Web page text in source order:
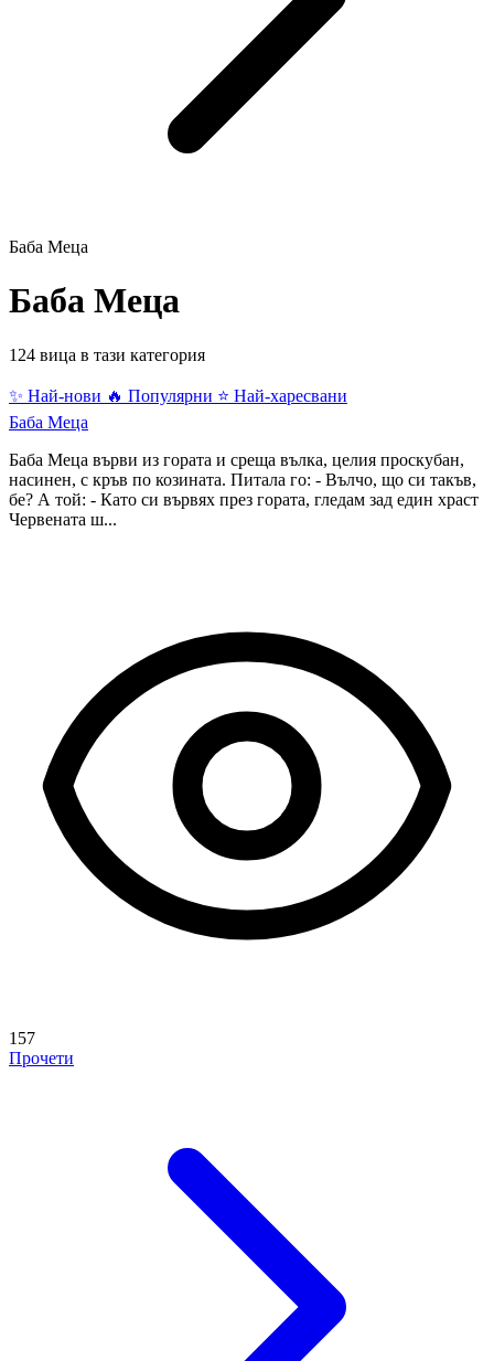
Баба Меца
Баба Меца
124 вица в тази категория
✨ Най-нови 🔥 Популярни ⭐ Най-харесвани
Баба Меца
Баба Меца върви из гората и среща вълка, целия проскубан,
насинен, с кръв по козината. Питала го: - Вълчо, що си такъв,
бе? А той: - Като си вървях през гората, гледам зад един храст
Червената ш...
157
Прочети